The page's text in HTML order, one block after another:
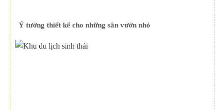
Ý tưởng thiết kế cho những sân vườn nhỏ